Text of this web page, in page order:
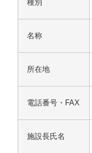
種別
名称
所在地
電話番号・FAX
施設長氏名